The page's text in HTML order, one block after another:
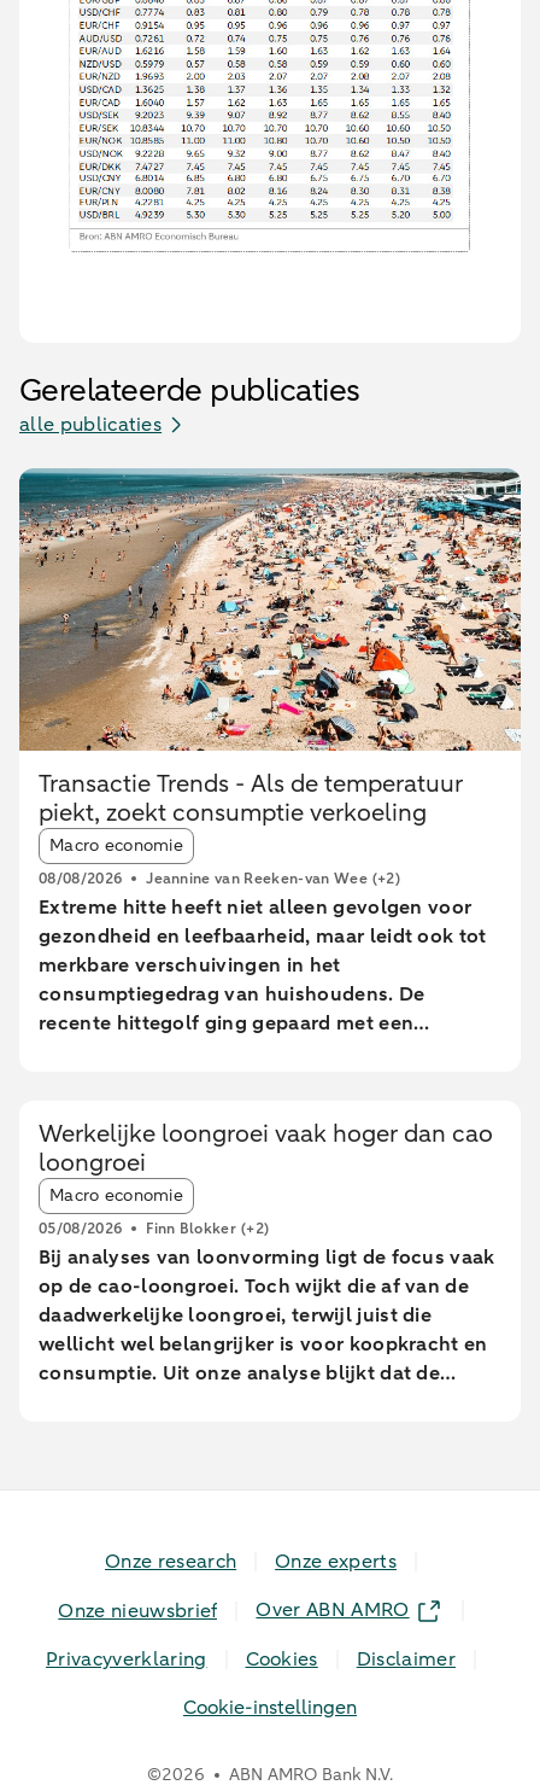
Gerelateerde publicaties
alle publicaties
Transactie Trends - Als de temperatuur
piekt, zoekt consumptie verkoeling
Article tags:
Macro economie
08/08/2026 Jeannine van Reeken-van Wee (+2)
Extreme hitte heeft niet alleen gevolgen voor
gezondheid en leefbaarheid, maar leidt ook tot
merkbare verschuivingen in het
consumptiegedrag van huishoudens. De
recente hittegolf ging gepaard met een
pinbestedingen eerst stegen en pas tijdens de
extreem warme dagen daalden. In sterk
stedelijke gebieden bleven de pinbetalingen
relatief beter op peil dan in minder stedelijke
gebieden. Met name uitgaven aan eet- en
drinkgelegenheden namen daar juist toe, terwijl
brandstof uitgaven elders sterk afnamen.
Werkelijke loongroei vaak hoger dan cao
loongroei
Article tags:
Macro economie
05/08/2026 Finn Blokker (+2)
Bij analyses van loonvorming ligt de focus vaak
op de cao-loongroei. Toch wijkt die af van de
daadwerkelijke loongroei, terwijl juist die
wellicht wel belangrijker is voor koopkracht en
consumptie. Uit onze analyse blijkt dat de
Onze research
Onze experts
Onze nieuwsbrief
Over ABN AMRO
Privacyverklaring
Cookies
Disclaimer
Cookie-instellingen
©2026 ABN AMRO Bank N.V.